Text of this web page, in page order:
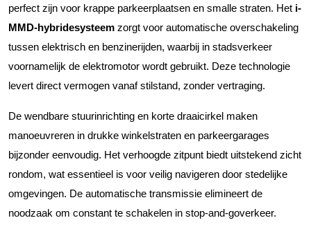
perfect zijn voor krappe parkeerplaatsen en smalle straten. Het i-
MMD-hybridesysteem zorgt voor automatische overschakeling
tussen elektrisch en benzinerijden, waarbij in stadsverkeer
voornamelijk de elektromotor wordt gebruikt. Deze technologie
levert direct vermogen vanaf stilstand, zonder vertraging.
De wendbare stuurinrichting en korte draaicirkel maken
manoeuvreren in drukke winkelstraten en parkeergarages
bijzonder eenvoudig. Het verhoogde zitpunt biedt uitstekend zicht
rondom, wat essentieel is voor veilig navigeren door stedelijke
omgevingen. De automatische transmissie elimineert de
noodzaak om constant te schakelen in stop-and-goverkeer.